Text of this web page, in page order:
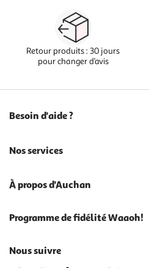
Retour produits : 30 jours
pour changer d’avis
Besoin d'aide ?
Nos services
À propos d'Auchan
Programme de fidélité Waaoh!
Nous suivre